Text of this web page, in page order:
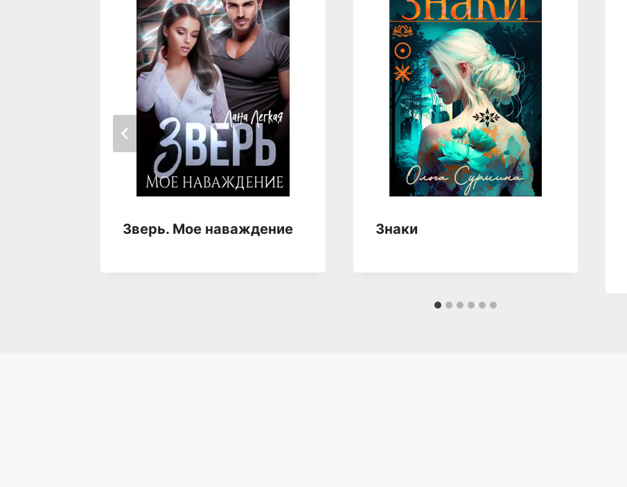
Зверь. Мое наваждение Знаки